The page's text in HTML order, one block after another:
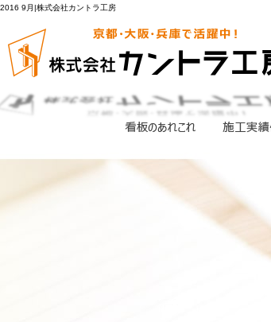
2016 9月|株式会社カントラ工房